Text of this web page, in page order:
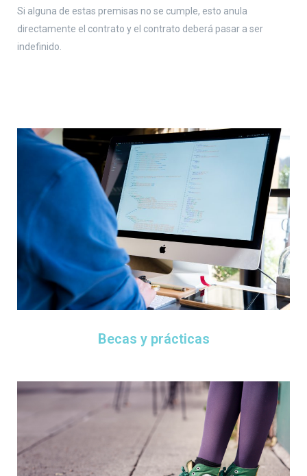
Si alguna de estas premisas no se cumple, esto anula
directamente el contrato y el contrato deberá pasar a ser
indefinido.
Becas y prácticas